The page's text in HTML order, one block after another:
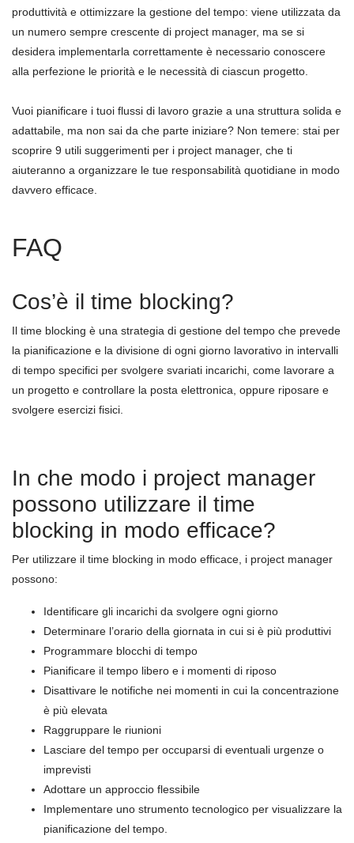
produttività e ottimizzare la gestione del tempo: viene utilizzata da
un numero sempre crescente di project manager, ma se si
desidera implementarla correttamente è necessario conoscere
alla perfezione le priorità e le necessità di ciascun progetto.
Vuoi pianificare i tuoi flussi di lavoro grazie a una struttura solida e
adattabile, ma non sai da che parte iniziare? Non temere: stai per
scoprire 9 utili suggerimenti per i project manager, che ti
aiuteranno a organizzare le tue responsabilità quotidiane in modo
davvero efficace.
FAQ
Cos’è il time blocking?
Il time blocking è una strategia di gestione del tempo che prevede
la pianificazione e la divisione di ogni giorno lavorativo in intervalli
di tempo specifici per svolgere svariati incarichi, come lavorare a
un progetto e controllare la posta elettronica, oppure riposare e
svolgere esercizi fisici.
In che modo i project manager
possono utilizzare il time
blocking in modo efficace?
Per utilizzare il time blocking in modo efficace, i project manager
possono:
Identificare gli incarichi da svolgere ogni giorno
Determinare l’orario della giornata in cui si è più produttivi
Programmare blocchi di tempo
Pianificare il tempo libero e i momenti di riposo
Disattivare le notifiche nei momenti in cui la concentrazione
è più elevata
Raggruppare le riunioni
Lasciare del tempo per occuparsi di eventuali urgenze o
imprevisti
Adottare un approccio flessibile
Implementare uno strumento tecnologico per visualizzare la
pianificazione del tempo.